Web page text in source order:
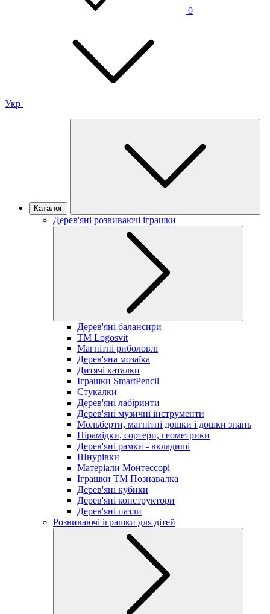
0
Укр
Каталог
Дерев'яні розвиваючі іграшки
Дерев'яні балансири
TM Logosvit
Магнітні риболовлі
Дерев'яна мозаїка
Дитячі каталки
Іграшки SmartPencil
Стукалки
Дерев'яні лабіринти
Дерев'яні музичні інструменти
Мольберти, магнітні дошки і дошки знань
Пірамідки, сортери, геометрики
Дерев'яні рамки - вкладиші
Шнурівки
Матеріали Монтессорі
Іграшки ТМ Познавалка
Дерев'яні кубики
Дерев'яні конструктори
Дерев'яні пазли
Розвиваючі іграшки для дітей